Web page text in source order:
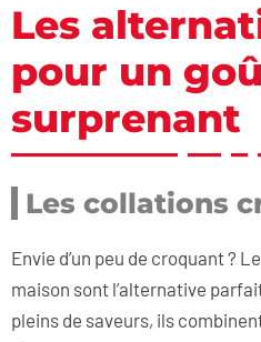
Les
pour un
surprenant
Les collations
Envie d’un peu de croquant ?
maison sont l’alternative
pleins de saveurs, ils